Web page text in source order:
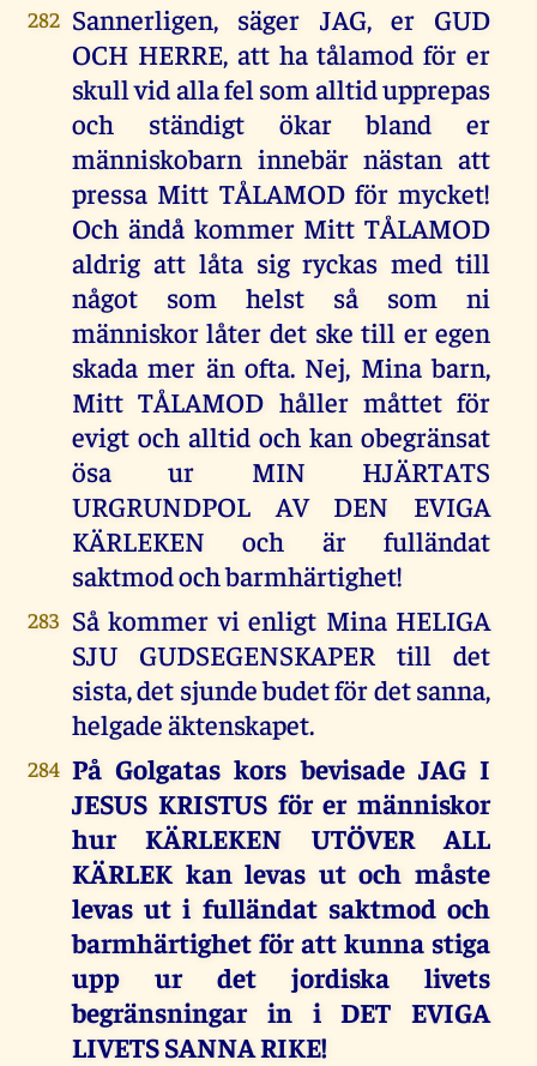
282 Sannerligen, säger JAG, er GUD
OCH HERRE, att ha tålamod för er
skull vid alla fel som alltid upprepas
och ständigt ökar bland er
människobarn innebär nästan att
pressa Mitt TÅLAMOD för mycket!
Och ändå kommer Mitt TÅLAMOD
aldrig att låta sig ryckas med till
något som helst så som ni
människor låter det ske till er egen
skada mer än ofta. Nej, Mina barn,
Mitt TÅLAMOD håller måttet för
evigt och alltid och kan obegränsat
ösa ur MIN HJÄRTATS
URGRUNDPOL AV DEN EVIGA
KÄRLEKEN och är fulländat
saktmod och barmhärtighet!
283 Så kommer vi enligt Mina HELIGA
SJU GUDSEGENSKAPER till det
sista, det sjunde budet för det sanna,
helgade äktenskapet.
284 På Golgatas kors bevisade JAG I
JESUS KRISTUS för er människor
hur KÄRLEKEN UTÖVER ALL
KÄRLEK kan levas ut och måste
levas ut i fulländat saktmod och
barmhärtighet för att kunna stiga
upp ur det jordiska livets
begränsningar in i DET EVIGA
LIVETS SANNA RIKE!